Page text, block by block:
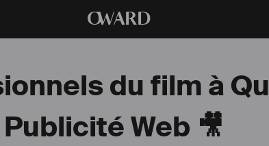
OWARD
du film à
Publicité Web 🎥